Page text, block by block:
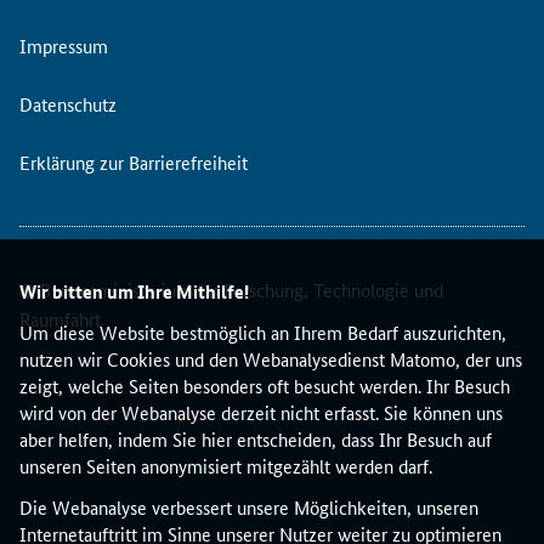
Wir bitten um Ihre Mithilfe!
Um diese Website bestmöglich an Ihrem Bedarf auszurichten,
nutzen wir Cookies und den Webanalysedienst Matomo, der uns
zeigt, welche Seiten besonders oft besucht werden. Ihr Besuch
wird von der Webanalyse derzeit nicht erfasst. Sie können uns
aber helfen, indem Sie hier entscheiden, dass Ihr Besuch auf
unseren Seiten anonymisiert mitgezählt werden darf.
Die Webanalyse verbessert unsere Möglichkeiten, unseren
Internetauftritt im Sinne unserer Nutzer weiter zu optimieren
r
g
e
n
f
r
ü
h
z
e
i
t
i
g
Impressum
Datenschutz
Erklärung zur Barrierefreiheit
© Bundesministerium für Forschung, Technologie und
Raumfahrt